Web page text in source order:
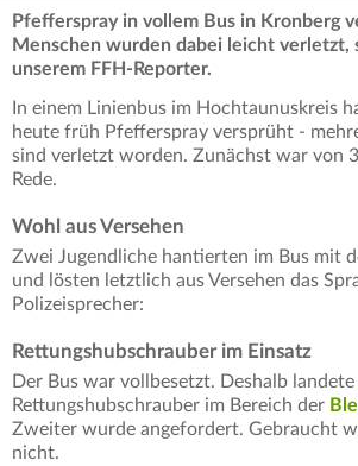
Pfefferspray in vollem Bus in Kronberg
Menschen wurden dabei leicht verletzt,
unserem FFH-Reporter.
In einem Linienbus im Hochtaunuskreis
heute früh Pfefferspray versprüht -
sind verletzt worden. Zunächst war von
Rede.
Wohl aus Versehen
Zwei Jugendliche hantierten im Bus mit
und lösten letztlich aus Versehen das
Polizeisprecher:
Rettungshubschrauber im Einsatz
Der Bus war vollbesetzt. Deshalb landete
Rettungshubschrauber im Bereich der
Zweiter wurde angefordert. Gebraucht
nicht.